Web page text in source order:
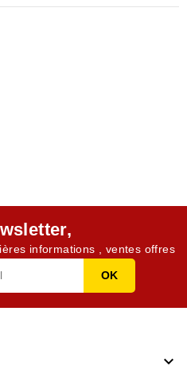
informations , ventes offres
